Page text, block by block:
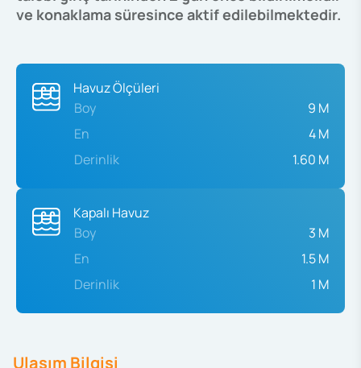
ve konaklama süresince aktif edilebilmektedir.
Havuz Ölçüleri
Boy
9 M
En
4 M
Derinlik
1.60 M
Kapalı Havuz
Boy
3 M
En
1.5 M
Derinlik
1 M
Ulaşım Bilgisi